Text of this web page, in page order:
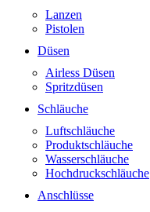
Lanzen
Pistolen
Düsen
Airless Düsen
Spritzdüsen
Schläuche
Luftschläuche
Produktschläuche
Wasserschläuche
Hochdruckschläuche
Anschlüsse